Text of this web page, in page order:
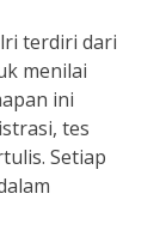
terdiri dari
menilai
ini
tes
Setiap